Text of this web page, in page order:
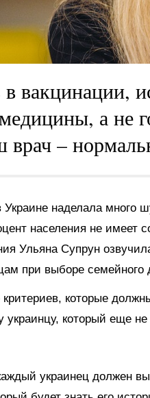
вакцинации,
а не
врач –
наделала много
населения не имеет
Ульяна Супрун
при выборе семейного
критериев, которые
украинцу, который еще
украинец должен